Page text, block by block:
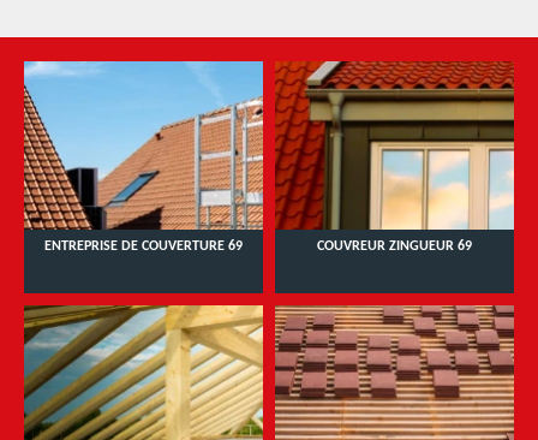
ENTREPRISE DE COUVERTURE 69 COUVREUR ZINGUEUR 69